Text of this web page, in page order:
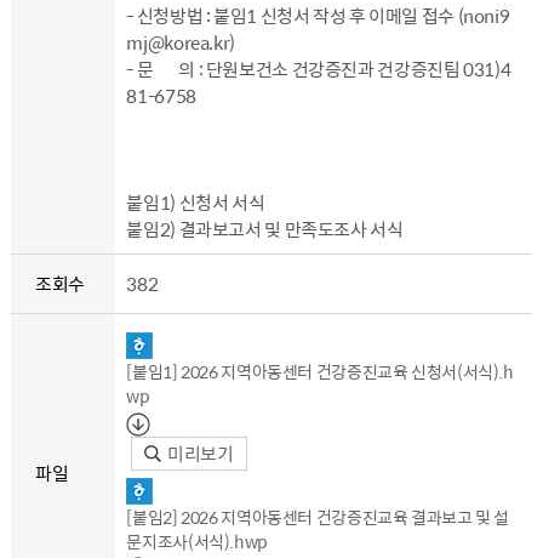
- 신청방법 : 붙임1 신청서 작성 후 이메일 접수 (noni9
mj@korea.kr)
- 문 의 : 단원보건소 건강증진과 건강증진팀 031)4
81-6758
붙임1) 신청서 서식
붙임2) 결과보고서 및 만족도조사 서식
조회수
382
파일
[붙임1] 2026 지역아동센터 건강증진교육 신청서(서식).h
wp
미리보기
[붙임2] 2026 지역아동센터 건강증진교육 결과보고 및 설
문지조사(서식).hwp